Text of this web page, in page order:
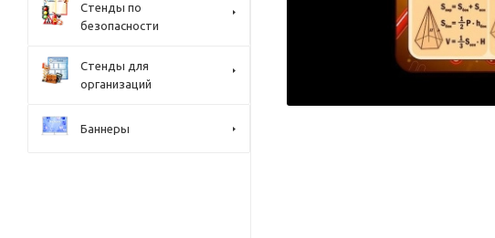
Стенды по
безопасности
Стенды для
организаций
Баннеры